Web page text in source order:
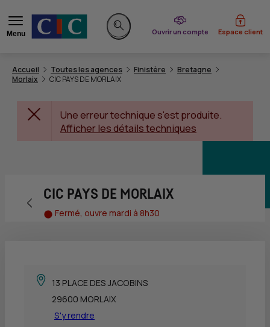
Menu
Rechercher sur le site
Ouvrir un compte
du CIC Espace client
Accueil Toutes les agences Finistère
Bretagne
Morlaix
CIC PAYS DE MORLAIX
Une erreur technique s'est produite.
Afficher les détails techniques
Retour vers la page précédente
CIC PAYS DE MORLAIX
Fermé, ouvre mardi à 8h30
13 PLACE DES JACOBINS
29600 MORLAIX
S'y rendre